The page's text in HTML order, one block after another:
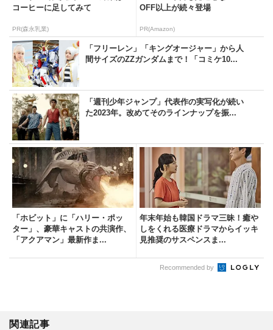
コーヒーに足してみて
PR(森永乳業)
OFF以上が続々登場
PR(Amazon)
「フリーレン」「キングオージャー」から人
間サイズのZZガンダムまで！「コミケ10...
「週刊少年ジャンプ」代表作の実写化が続い
た2023年。改めてそのラインナップを振...
「ホビット」に「ハリー・ポッ
ター」、豪華キャストの共演作、
「アクアマン」最新作ま...
年末年始も韓国ドラマ三昧！癒や
しをくれる医療ドラマからイッキ
見推奨のサスペンスま...
Recommended by
関連記事